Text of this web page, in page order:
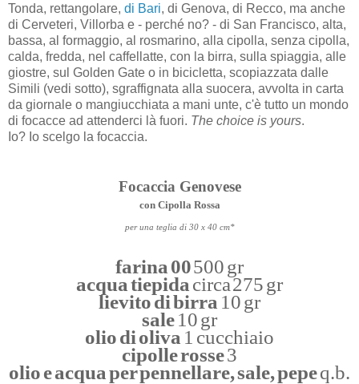
Tonda, rettangolare, di Bari, di Genova, di Recco, ma anche
di Cerveteri, Villorba e - perché no? - di San Francisco, alta,
bassa, al formaggio, al rosmarino, alla cipolla, senza cipolla,
calda, fredda, nel caffellatte, con la birra, sulla spiaggia, alle
giostre, sul Golden Gate o in bicicletta, scopiazzata dalle
Simili (vedi sotto), sgraffignata alla suocera, avvolta in carta
da giornale o mangiucchiata a mani unte, c'è tutto un mondo
di focacce ad attenderci là fuori. The choice is yours.
Io? Io scelgo la focaccia.
Focaccia Genovese
con Cipolla Rossa
per una teglia di 30 x 40 cm*
farina 00500 gr
acqua tiepida circa 275 gr
lievito di birra 10 gr
sale10 gr
olio di oliva 1 cucchiaio
cipolle rosse3
olio e acqua per pennellare, sale, pepeq.b.